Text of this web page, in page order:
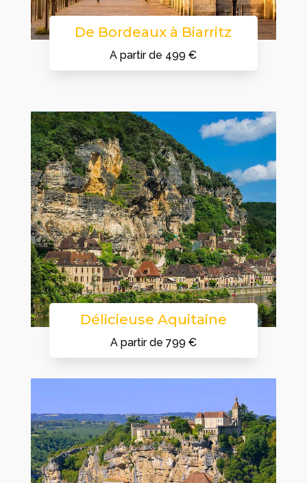
De Bordeaux à Biarritz
A partir de 499 €
Délicieuse Aquitaine
A partir de 799 €